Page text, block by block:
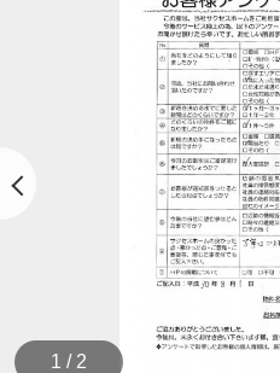
1 / 2